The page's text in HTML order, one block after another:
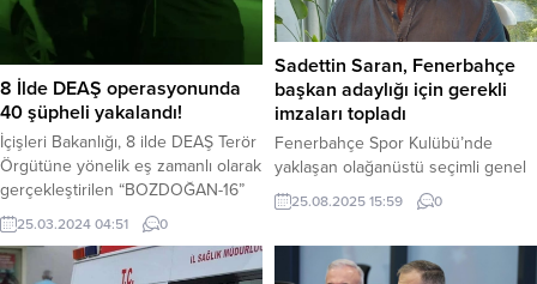
üzerinden hükümetin eğitim ve
güvenlik...
8 İlde DEAŞ operasyonunda
40 şüpheli yakalandı!
İçişleri Bakanlığı, 8 ilde DEAŞ Terör
Örgütüne yönelik eş zamanlı olarak
gerçekleştirilen “BOZDOĞAN-16”
operasyonlarında 40 şüphelinin
yakalandığını açıkladı.
Operasyonlar, 1 Haziran 2023 – 23
25.03.2024 04:51 0
Sadettin Saran, Fenerbahçe
başkan adaylığı için gerekli
imzaları topladı
Fenerbahçe Spor Kulübü’nde
yaklaşan olağanüstü seçimli genel
kurul öncesinde “Söz Fenerbahçe”
diyerek yola çıkan Sadettin Saran
500 imzayı kulübün Yüksek Divan
25.08.2025 15:59 0